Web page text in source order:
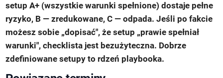
setup A+ (wszystkie warunki spełnione) dostaje pełne
ryzyko, B — zredukowane, C — odpada. Jeśli po fakcie
możesz sobie „dopisać", że setup „prawie spełniał
warunki", checklista jest bezużyteczna. Dobrze
zdefiniowane setupy to rdzeń playbooka.